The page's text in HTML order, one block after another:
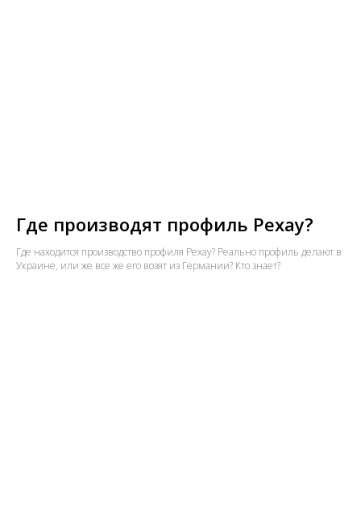
Где производят профиль Рехау?
Где находится производство профиля Рехау? Реально профиль делают в
Украине, или же все же его возят из Германии? Кто знает?